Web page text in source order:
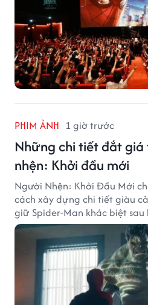
PHIM ẢNH 1 giờ trước
Những chi tiết đắt
nhện: Khởi đầu mới
Người Nhện: Khởi Đầu Mới
cách xây dựng chi tiết giàu
giữ Spider-Man khác biệt sau